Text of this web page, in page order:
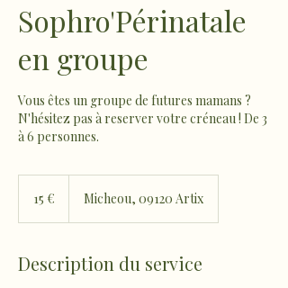
Sophro'Périnatale
en groupe
Vous êtes un groupe de futures mamans ?
N'hésitez pas à reserver votre créneau ! De 3
à 6 personnes.
15 € Micheou, 09120 Artix
Description du service